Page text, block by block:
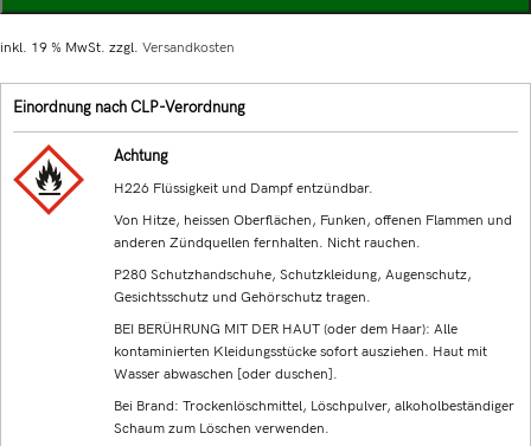
inkl. 19 % MwSt. zzgl. Versandkosten
Einordnung nach CLP-Verordnung
Achtung
H226 Flüssigkeit und Dampf entzündbar.
Von Hitze, heissen Oberflächen, Funken, offenen Flammen und
anderen Zündquellen fernhalten. Nicht rauchen.
P280 Schutzhandschuhe, Schutzkleidung, Augenschutz,
Gesichtsschutz und Gehörschutz tragen.
BEI BERÜHRUNG MIT DER HAUT (oder dem Haar): Alle
kontaminierten Kleidungsstücke sofort ausziehen. Haut mit
Wasser abwaschen [oder duschen].
Bei Brand: Trockenlöschmittel, Löschpulver, alkoholbeständiger
Schaum zum Löschen verwenden.